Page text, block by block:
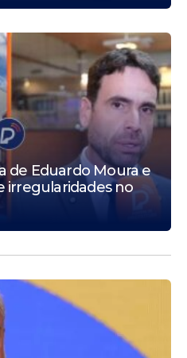
de Eduardo Moura e
irregularidades no